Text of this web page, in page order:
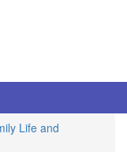
Life and